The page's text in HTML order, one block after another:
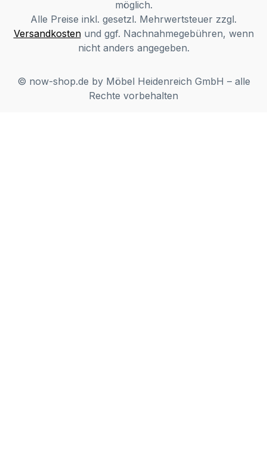
möglich.
Alle Preise inkl. gesetzl. Mehrwertsteuer zzgl.
Versandkostenund ggf. Nachnahmegebühren, wenn
nicht anders angegeben.
© now-shop.de by Möbel Heidenreich GmbH – alle
Rechte vorbehalten